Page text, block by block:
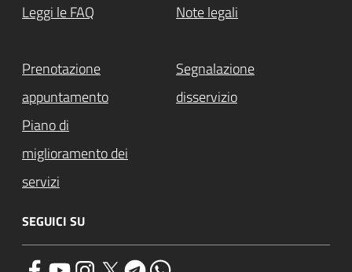
Leggi le FAQ Note legali
Prenotazione
appuntamento
Segnalazione
disservizio
Piano di
miglioramento dei
servizi
SEGUICI SU